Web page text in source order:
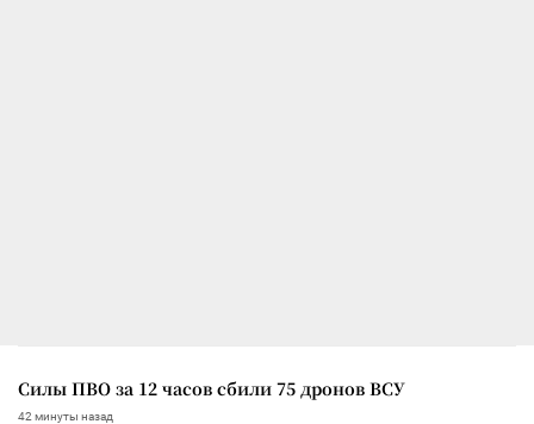
Силы ПВО за 12 часов сбили 75 дронов ВСУ
42 минуты назад